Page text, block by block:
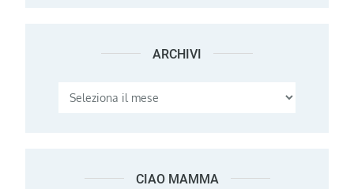
ARCHIVI Archivi
CIAO MAMMA